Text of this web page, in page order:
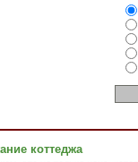
коттеджа